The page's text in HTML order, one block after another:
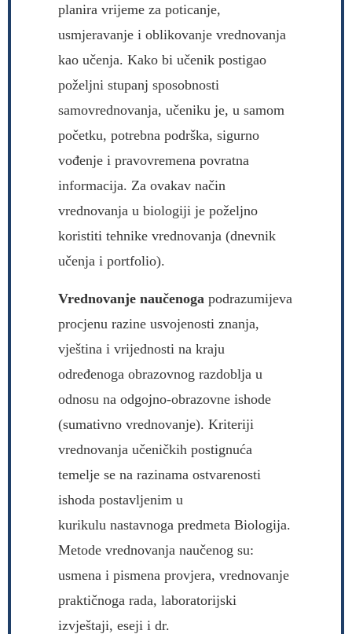
planira vrijeme za poticanje,
usmjeravanje i oblikovanje vrednovanja
kao učenja. Kako bi učenik postigao
poželjni stupanj sposobnosti
samovrednovanja, učeniku je, u samom
početku, potrebna podrška, sigurno
vođenje i pravovremena povratna
informacija. Za ovakav način
vrednovanja u biologiji je poželjno
koristiti tehnike vrednovanja (dnevnik
učenja i portfolio).
Vrednovanje naučenoga podrazumijeva
procjenu razine usvojenosti znanja,
vještina i vrijednosti na kraju
određenoga obrazovnog razdoblja u
odnosu na odgojno-obrazovne ishode
(sumativno vrednovanje). Kriteriji
vrednovanja učeničkih postignuća
temelje se na razinama ostvarenosti
ishoda postavljenim u
kurikulu nastavnoga predmeta Biologija.
Metode vrednovanja naučenog su:
usmena i pismena provjera, vrednovanje
praktičnoga rada, laboratorijski
izvještaji, eseji i dr.